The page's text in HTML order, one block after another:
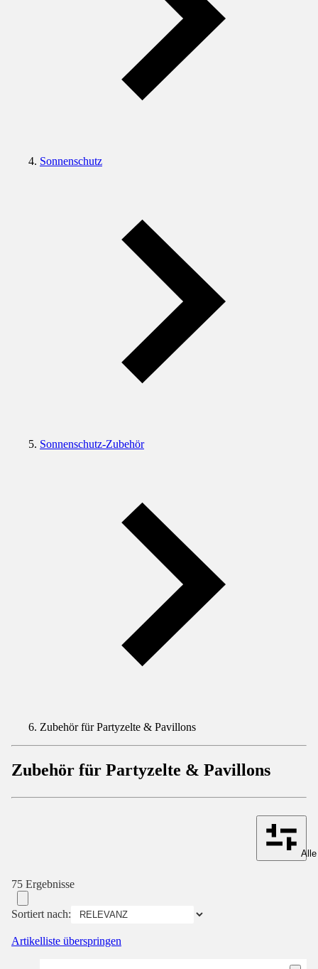
Sonnenschutz
Sonnenschutz-Zubehör
Zubehör für Partyzelte & Pavillons
Zubehör für Partyzelte & Pavillons
75 Ergebnisse
Sortiert nach:
Artikelliste überspringen